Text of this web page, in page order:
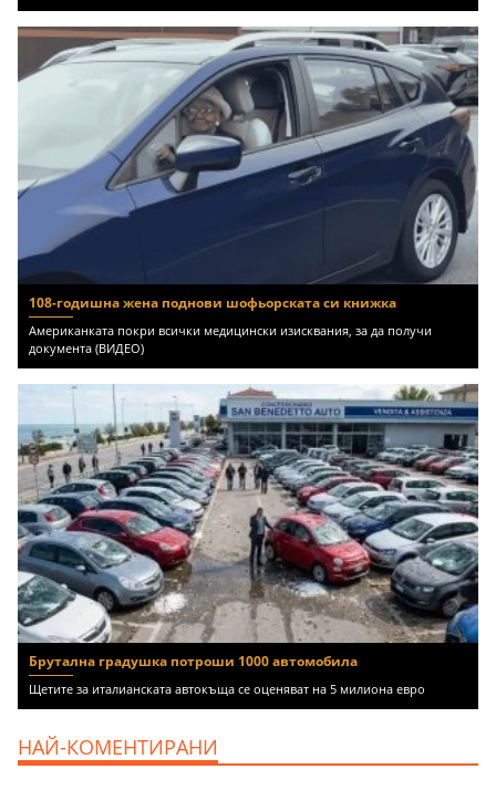
108-годишна жена поднови шофьорската си книжка
Американката покри всички медицински изисквания, за да получи
документа (ВИДЕО)
Брутална градушка потроши 1000 автомобила
Щетите за италианската автокъща се оценяват на 5 милиона евро
НАЙ-КОМЕНТИРАНИ